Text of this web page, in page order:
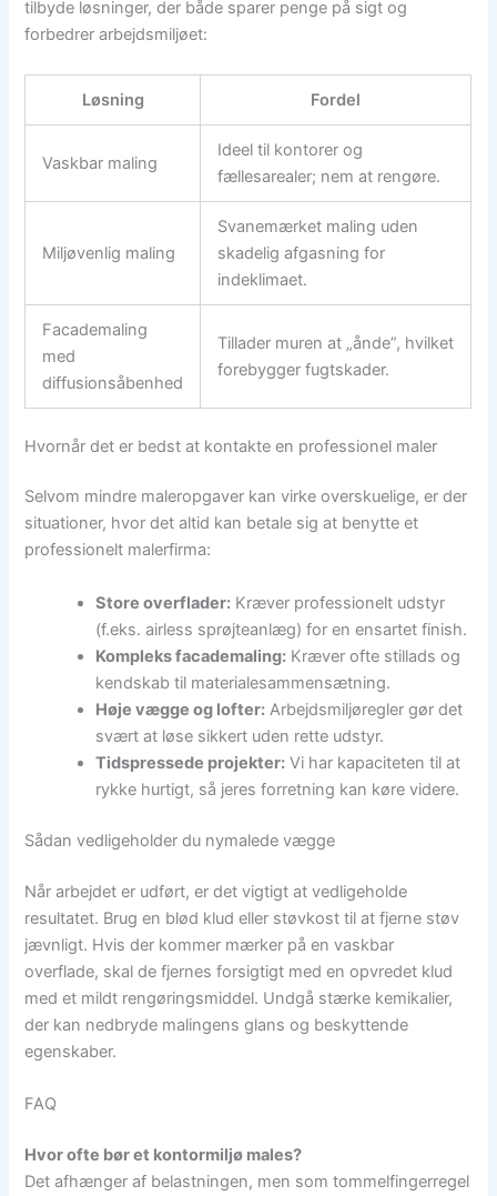
tilbyde løsninger, der både sparer penge på sigt og
forbedrer arbejdsmiljøet:
Løsning Fordel
Vaskbar maling
Ideel til kontorer og
fællesarealer; nem at rengøre.
Miljøvenlig maling
Svanemærket maling uden
skadelig afgasning for
indeklimaet.
Facademaling
med
diffusionsåbenhed
Tillader muren at „ånde”, hvilket
forebygger fugtskader.
Hvornår det er bedst at kontakte en professionel maler
Selvom mindre maleropgaver kan virke overskuelige, er der
situationer, hvor det altid kan betale sig at benytte et
professionelt malerfirma:
Store overflader: Kræver professionelt udstyr
(f.eks. airless sprøjteanlæg) for en ensartet finish.
Kompleks facademaling: Kræver ofte stillads og
kendskab til materialesammensætning.
Høje vægge og lofter: Arbejdsmiljøregler gør det
svært at løse sikkert uden rette udstyr.
Tidspressede projekter: Vi har kapaciteten til at
rykke hurtigt, så jeres forretning kan køre videre.
Sådan vedligeholder du nymalede vægge
Når arbejdet er udført, er det vigtigt at vedligeholde
resultatet. Brug en blød klud eller støvkost til at fjerne støv
jævnligt. Hvis der kommer mærker på en vaskbar
overflade, skal de fjernes forsigtigt med en opvredet klud
med et mildt rengøringsmiddel. Undgå stærke kemikalier,
der kan nedbryde malingens glans og beskyttende
egenskaber.
FAQ
Hvor ofte bør et kontormiljø males?
Det afhænger af belastningen, men som tommelfingerregel